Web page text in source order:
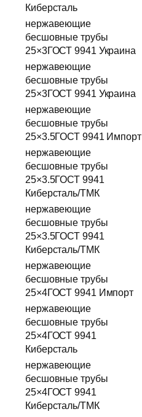
Киберсталь
нержавеющие
бесшовные трубы
25×3ГОСТ 9941 Украина
нержавеющие
бесшовные трубы
25×3ГОСТ 9941 Украина
нержавеющие
бесшовные трубы
25×3.5ГОСТ 9941 Импорт
нержавеющие
бесшовные трубы
25×3.5ГОСТ 9941
Киберсталь/ТМК
нержавеющие
бесшовные трубы
25×3.5ГОСТ 9941
Киберсталь/ТМК
нержавеющие
бесшовные трубы
25×4ГОСТ 9941 Импорт
нержавеющие
бесшовные трубы
25×4ГОСТ 9941
Киберсталь
нержавеющие
бесшовные трубы
25×4ГОСТ 9941
Киберсталь/ТМК